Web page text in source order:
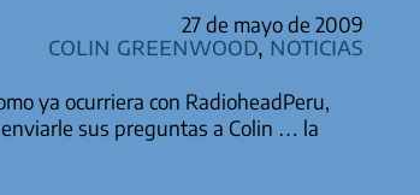
27 de mayo de 2009
Colin Greenwood,Noticias
ya ocurriera con RadioheadPeru,
sus preguntas a Colin … la